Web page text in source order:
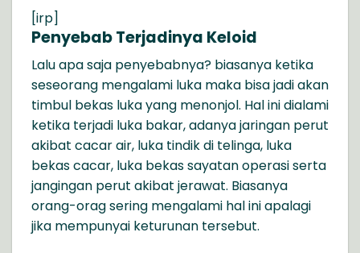
[irp]
Penyebab Terjadinya Keloid
Lalu apa saja penyebabnya? biasanya ketika
seseorang mengalami luka maka bisa jadi akan
timbul bekas luka yang menonjol. Hal ini dialami
ketika terjadi luka bakar, adanya jaringan perut
akibat cacar air, luka tindik di telinga, luka
bekas cacar, luka bekas sayatan operasi serta
jangingan perut akibat jerawat. Biasanya
orang-orag sering mengalami hal ini apalagi
jika mempunyai keturunan tersebut.